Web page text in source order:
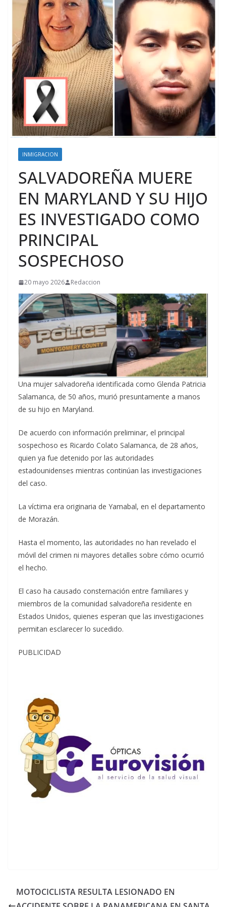
INMIGRACION
SALVADOREÑA MUERE
EN MARYLAND Y SU HIJO
ES INVESTIGADO COMO
PRINCIPAL
SOSPECHOSO
20 mayo 2026 Redaccion
Una mujer salvadoreña identificada como Glenda Patricia
Salamanca, de 50 años, murió presuntamente a manos
de su hijo en Maryland.
De acuerdo con información preliminar, el principal
sospechoso es Ricardo Colato Salamanca, de 28 años,
quien ya fue detenido por las autoridades
estadounidenses mientras continúan las investigaciones
del caso.
La víctima era originaria de Yamabal, en el departamento
de Morazán.
Hasta el momento, las autoridades no han revelado el
móvil del crimen ni mayores detalles sobre cómo ocurrió
el hecho.
El caso ha causado consternación entre familiares y
miembros de la comunidad salvadoreña residente en
Estados Unidos, quienes esperan que las investigaciones
permitan esclarecer lo sucedido.
PUBLICIDAD
MOTOCICLISTA RESULTA LESIONADO EN